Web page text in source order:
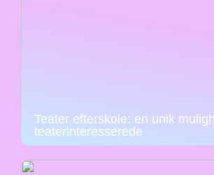
Teater efterskole: en unik
teaterinteresserede